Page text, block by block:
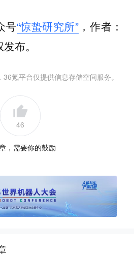
号“惊蛰研究所”，作者：
布。
氪平台仅提供信息存储空间服务。
46
，需要你的鼓励